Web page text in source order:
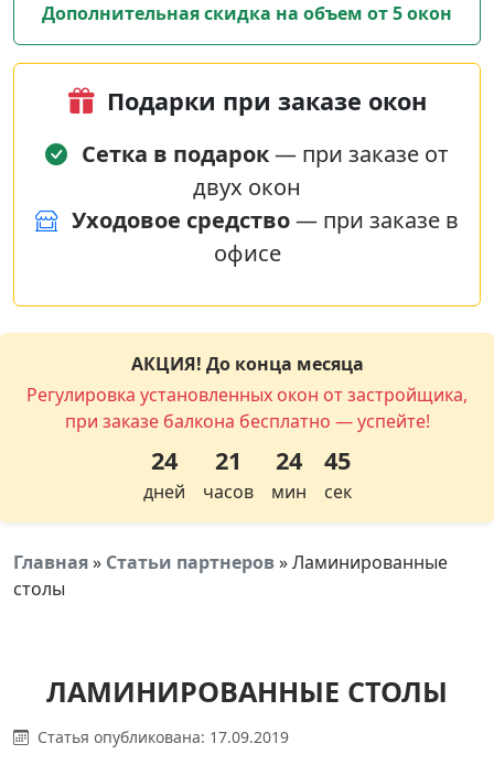
Дополнительная скидка на объем от 5 окон
Подарки при заказе окон
Сетка в подарок— при заказе от
двух окон
Уходовое средство— при заказе в
офисе
АКЦИЯ! До конца месяца
Регулировка установленных окон от застройщика,
при заказе балкона бесплатно — успейте!
24
дней
21
часов
24
мин
44
сек
Главная» Статьи партнеров»Ламинированные
столы
ЛАМИНИРОВАННЫЕ СТОЛЫ
Статья опубликована: 17.09.2019